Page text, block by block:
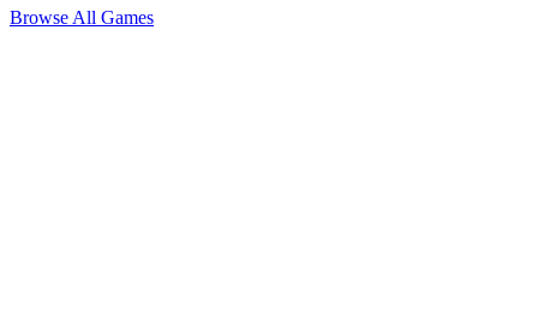
Browse All Games